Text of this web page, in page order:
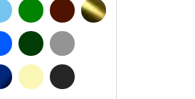
BLEU CLAIR
BLAU
BLEU FONCÉ
VERT
VERT FONCÉ
BEIGE
BRUN FONCÉ
GRIS CLAIR
GRIS FONCÉ
OR